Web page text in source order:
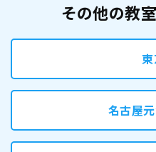
その他の教
名古屋